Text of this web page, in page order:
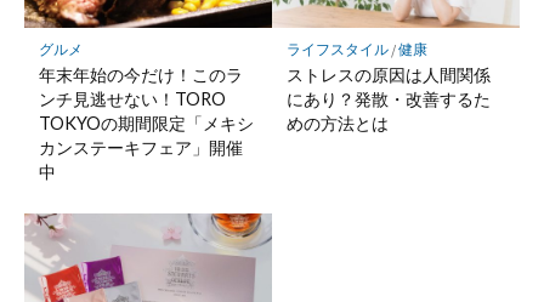
グルメ
年末年始の今だけ！このラ
ンチ見逃せない！TORO
TOKYOの期間限定「メキシ
カンステーキフェア」開催
中
ライフスタイル/健康
ストレスの原因は人間関係
にあり？発散・改善するた
めの方法とは